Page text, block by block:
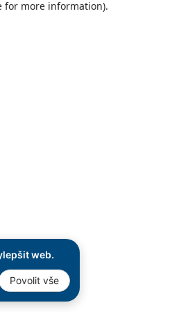
web.
Povolit vše
for more information).